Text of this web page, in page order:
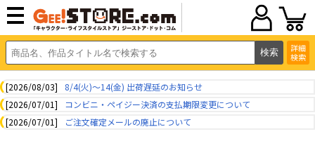
詳細
検索
[2026/08/03]
8/4(火)～14(金) 出荷遅延のお知らせ
[2026/07/01]
コンビニ・ペイジー決済の支払期限変更について
[2026/07/01]
ご注文確定メールの廃止について